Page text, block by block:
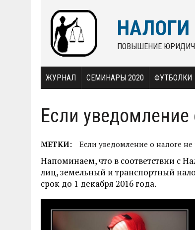
НАЛОГИ
ПОВЫШЕНИЕ
ЖУРНАЛ СЕМИНАРЫ 2020 ФУТБОЛКИ
Если
МЕТКИ: Если уведомление о налоге
Напоминаем, что в соответствии с
лиц, земельный и транспортный
срок до 1 декабря 2016 года.